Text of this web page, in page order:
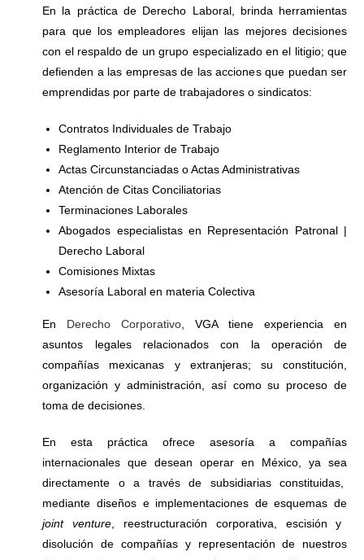
En la práctica de Derecho Laboral, brinda herramientas
para que los empleadores elijan las mejores decisiones
con el respaldo de un grupo especializado en el litigio; que
defienden a las empresas de las acciones que puedan ser
emprendidas por parte de trabajadores o sindicatos:
Contratos Individuales de Trabajo
Reglamento Interior de Trabajo
Actas Circunstanciadas o Actas Administrativas
Atención de Citas Conciliatorias
Terminaciones Laborales
Abogados especialistas en Representación Patronal |
Derecho Laboral
Comisiones Mixtas
Asesoría Laboral en materia Colectiva
En Derecho Corporativo , VGA tiene experiencia en
asuntos legales relacionados con la operación de
compañías mexicanas y extranjeras; su constitución,
organización y administración, así como su proceso de
toma de decisiones.
En esta práctica ofrece asesoría a compañías
internacionales que desean operar en México, ya sea
directamente o a través de subsidiarias constituidas,
mediante diseños e implementaciones de esquemas de
joint venture , reestructuración corporativa, escisión y
disolución de compañías y representación de nuestros